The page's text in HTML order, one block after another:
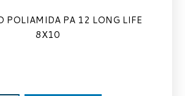
POLIAMIDA PA 12 LONG LIFE
8X10